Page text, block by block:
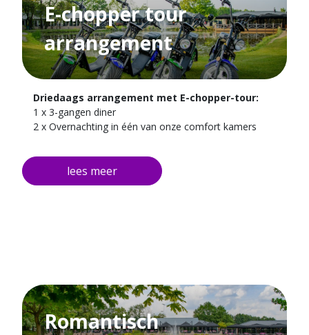
E-chopper tour
arrangement
Driedaags arrangement met E-chopper-tour:
1 x 3-gangen diner
2 x Overnachting in één van onze comfort kamers
Romantisch